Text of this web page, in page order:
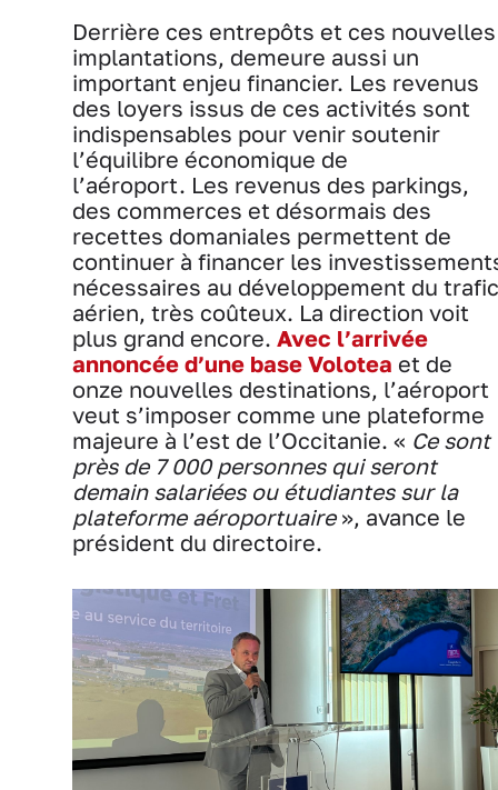
Derrière ces entrepôts et ces nouvelles
implantations, demeure aussi un
important enjeu financier. Les revenus
des loyers issus de ces activités sont
indispensables pour venir soutenir
l’équilibre économique de
l’aéroport. Les revenus des parkings,
des commerces et désormais des
recettes domaniales permettent de
continuer à financer les
nécessaires au développement du trafic
aérien, très coûteux. La direction voit
plus grand encore. Avec l’arrivée
annoncée d’une base Volotea et de
onze nouvelles destinations, l’aéroport
veut s’imposer comme une plateforme
majeure à l’est de l’Occitanie. « Ce sont
près de 7 000 personnes qui seront
demain salariées ou étudiantes sur la
plateforme aéroportuaire», avance le
président du directoire.